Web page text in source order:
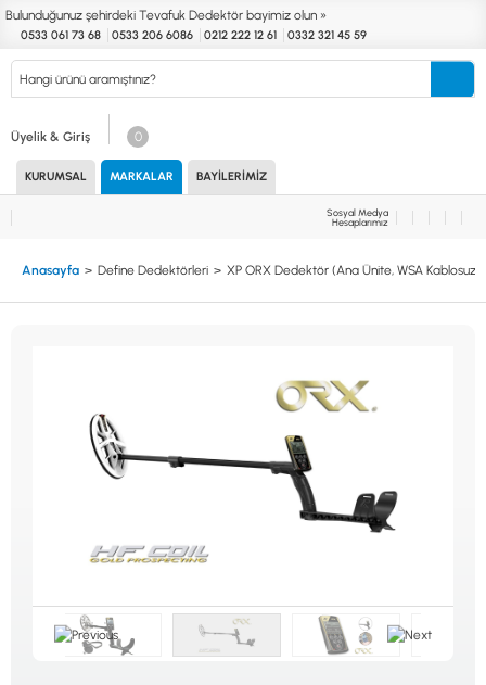
Define
Dedektörleri
Endüstri
Güvenlik
Altın Eleme
Kitleri
XP
NUGGET DEDEKTÖRLERİ
YENİ BAŞLAYANLAR İÇİN
AKSESUARLAR (ÇEŞİT)
ARAMA BAŞLIKLARI
BAŞLIK KORUMA KILIFLARI
KULAKLIKLAR VE KULAKLIK BAĞLANTI
AKSESUARLARI
ŞAFTLAR VE ŞAFT AKSESUARLARI
AKSESUARLAR (MARKA)
RUTUS DEDEKTÖR
GARRETT
NOKTA
DETECH
Bulunduğunuz şehirdeki Tevafuk Dedektör bayimiz olun »
0533 061 73 68 0533 206 6086 0212 222 12 61 0332 321 45 59
Üyelik & Giriş 0
KURUMSAL MARKALAR BAYILERIMIZ
Sosyal Medya
Hesaplarımız
Anasayfa Define Dedektörleri XP ORX Dedektör (Ana Ünite, WSA Kablosuz